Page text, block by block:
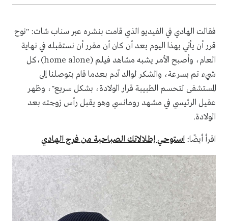
فقالت الهادي في الفيديو الذي قامت بنشره عبر سناب شات: "نوح
قرر أن يأتي بهذا اليوم بعد أن كان أن مقرر أن نستقبله في نهاية
العام، وأصبح الأمر يشبه مشاهد فيلم (home alone)،كل
شيء تم بسرعة، والشكر لوالد آدم بعدما قام بتوصلنا إلى
المستشفى لتحسم الطبيبة قرار الولادة، بشكل سريع"، وظهر
عقيل الرئيسي في مشهد رومانسي وهو يقبل رأس زوجته بعد
الولادة.
اقرأ أيضًا: استوحي إطلالاتك الصباحية من فرح الهادي